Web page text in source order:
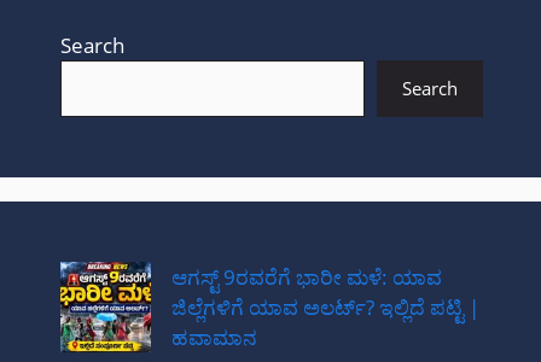
Search
Search
ಆಗಸ್ಟ್ 9ರವರೆಗೆ ಭಾರೀ ಮಳೆ: ಯಾವ
ಜಿಲ್ಲೆಗಳಿಗೆ ಯಾವ ಅಲರ್ಟ್? ಇಲ್ಲಿದೆ ಪಟ್ಟಿ |
ಹವಾಮಾನ